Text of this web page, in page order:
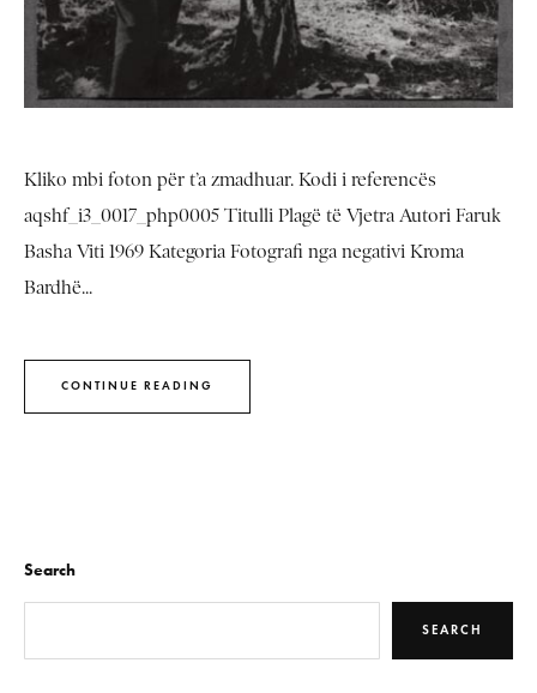
Kliko mbi foton për t’a zmadhuar. Kodi i referencës
aqshf_i3_0017_php0005 Titulli Plagë të Vjetra Autori Faruk
Basha Viti 1969 Kategoria Fotografi nga negativi Kroma
Bardhë...
CONTINUE READING
Search
SEARCH